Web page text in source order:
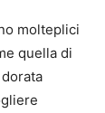
molteplici
quella di